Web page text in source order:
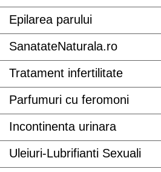
Epilarea parului
SanatateNaturala.ro
Tratament infertilitate
Parfumuri cu feromoni
Incontinenta urinara
Uleiuri-Lubrifianti Sexuali